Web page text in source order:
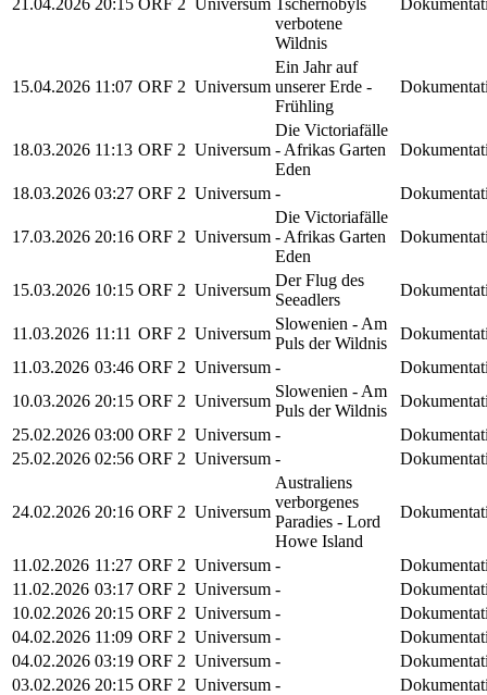
21.04.2026 20:15 ORF 2 Universum Tschernobyls
verbotene
Wildnis
15.04.2026 11:07 ORF 2 Universum
Ein Jahr auf
unserer Erde -
Frühling
18.03.2026 11:13 ORF 2 Universum
Die Victoriafälle
- Afrikas Garten
Eden
18.03.2026 03:27 ORF 2 Universum -
17.03.2026 20:16 ORF 2 Universum
Die Victoriafälle
- Afrikas Garten
Eden
15.03.2026 10:15 ORF 2 Universum
Der Flug des
Seeadlers
11.03.2026 11:11 ORF 2 Universum
Slowenien - Am
Puls der Wildnis
11.03.2026 03:46 ORF 2 Universum -
10.03.2026 20:15 ORF 2 Universum
Slowenien - Am
Puls der Wildnis
25.02.2026 03:00 ORF 2 Universum -
25.02.2026 02:56 ORF 2 Universum -
24.02.2026 20:16 ORF 2 Universum
Australiens
verborgenes
Paradies - Lord
Howe Island
11.02.2026 11:27 ORF 2 Universum -
11.02.2026 03:17 ORF 2 Universum -
10.02.2026 20:15 ORF 2 Universum -
04.02.2026 11:09 ORF 2 Universum -
04.02.2026 03:19 ORF 2 Universum -
03.02.2026 20:15 ORF 2 Universum -